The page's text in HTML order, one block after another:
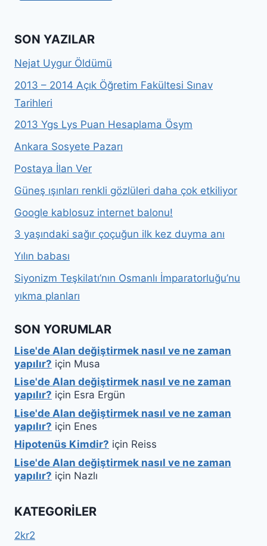
SON YAZILAR
Nejat Uygur Öldümü
2013 – 2014 Açık Öğretim Fakültesi Sınav
Tarihleri
2013 Ygs Lys Puan Hesaplama Ösym
Ankara Sosyete Pazarı
Postaya İlan Ver
Güneş ışınları renkli gözlüleri daha çok etkiliyor
Google kablosuz internet balonu!
3 yaşındaki sağır çoçuğun ilk kez duyma anı
Yılın babası
Siyonizm Teşkilatı’nın Osmanlı İmparatorluğu’nu
yıkma planları
SON YORUMLAR
Lise'de Alan değiştirmek nasıl ve ne zaman
yapılır? için Musa
Lise'de Alan değiştirmek nasıl ve ne zaman
yapılır? için Esra Ergün
Lise'de Alan değiştirmek nasıl ve ne zaman
yapılır? için Enes
Hipotenüs Kimdir? için Reiss
Lise'de Alan değiştirmek nasıl ve ne zaman
yapılır? için Nazlı
KATEGORILER
2kr2